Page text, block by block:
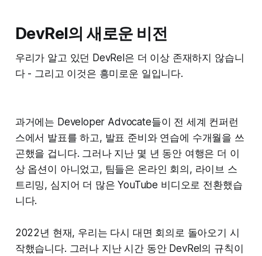
DevRel의 새로운 비전
우리가 알고 있던 DevRel은 더 이상 존재하지 않습니
다 - 그리고 이것은 흥미로운 일입니다.
과거에는 Developer Advocate들이 전 세계 컨퍼런
스에서 발표를 하고, 발표 준비와 연습에 수개월을 쓰
곤했을 겁니다. 그러나 지난 몇 년 동안 여행은 더 이
상 옵션이 아니었고, 팀들은 온라인 회의, 라이브 스
트리밍, 심지어 더 많은 YouTube 비디오로 전환했습
니다.
2022년 현재, 우리는 다시 대면 회의로 돌아오기 시
작했습니다. 그러나 지난 시간 동안 DevRel의 규칙이